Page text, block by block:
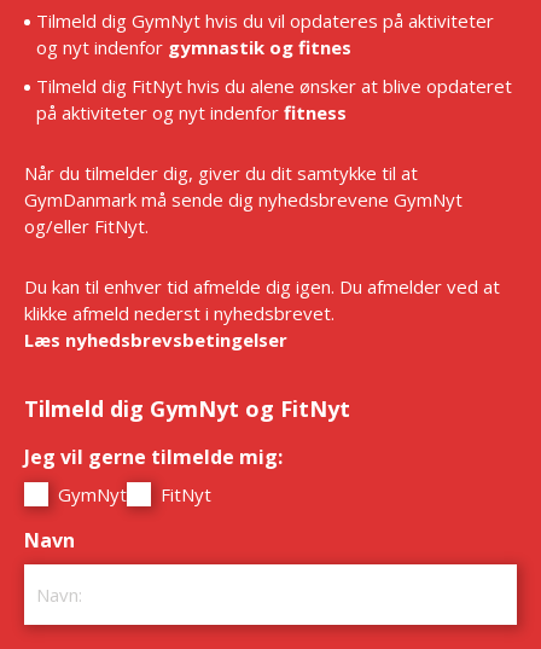
Tilmeld dig GymNyt hvis du vil opdateres på aktiviteter
og nyt indenfor gymnastik og fitnes
Tilmeld dig FitNyt hvis du alene ønsker at blive opdateret
på aktiviteter og nyt indenfor fitness
Når du tilmelder dig, giver du dit samtykke til at
GymDanmark må sende dig nyhedsbrevene GymNyt
og/eller FitNyt.
Du kan til enhver tid afmelde dig igen. Du afmelder ved at
klikke afmeld nederst i nyhedsbrevet.
Læs nyhedsbrevsbetingelser
Tilmeld dig GymNyt og FitNyt
Jeg vil gerne tilmelde mig:
GymNyt FitNyt
Navn